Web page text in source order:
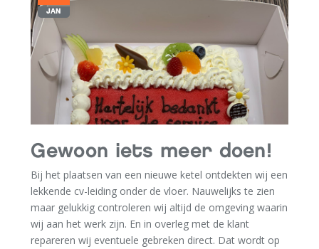
JAN
Gewoon iets meer doen!
Bij het plaatsen van een nieuwe ketel ontdekten wij een
lekkende cv-leiding onder de vloer. Nauwelijks te zien
maar gelukkig controleren wij altijd de omgeving waarin
wij aan het werk zijn. En in overleg met de klant
repareren wij eventuele gebreken direct. Dat wordt op